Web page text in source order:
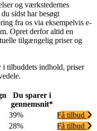
og værkstedernes
sidst har besøgt
fra os via eksempelvis e-
Opret derfor altid en
tilgængelig priser og
tilbuddets indhold, priser
Du sparer i
gennemsnit*
39%
Få tilbud
28%
Få tilbud